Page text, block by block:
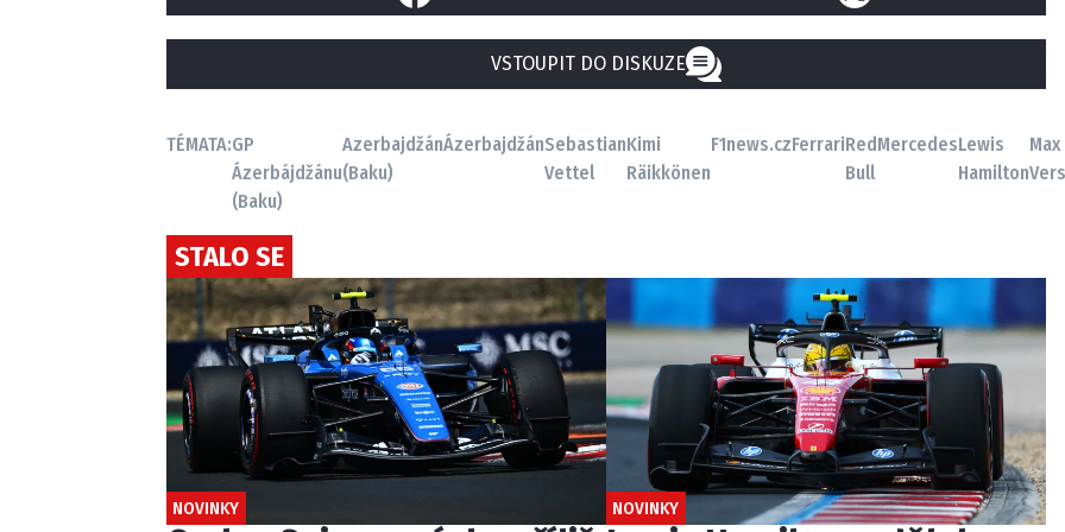
VSTOUPIT DO DISKUZE
TÉMATA:GP
Ázerbájdžánu
(Baku)
Azerbajdžán
(Baku)
ÁzerbajdžánSebastian
Vettel
Kimi
Räikkönen
F1news.czFerrariRed
Bull
MercedesLewis
Hamilton
Max
STALO SE
NOVINKY NOVINKY